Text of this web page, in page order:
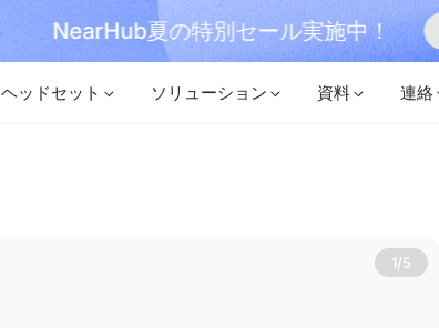
NearHub夏の特別セール実施中！
ヘッドセット ソリューション 資料 連絡
2/5